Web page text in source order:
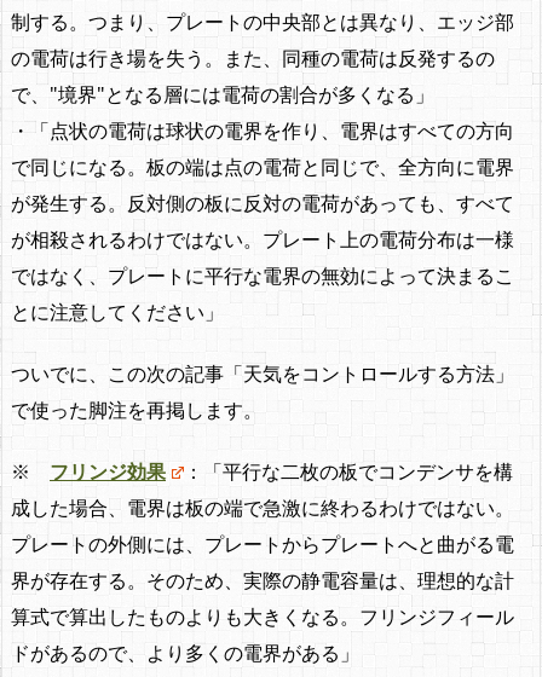
制する。つまり、プレートの中央部とは異なり、エッジ部
の電荷は行き場を失う。また、同種の電荷は反発するの
で、"境界"となる層には電荷の割合が多くなる」
・「点状の電荷は球状の電界を作り、電界はすべての方向
で同じになる。板の端は点の電荷と同じで、全方向に電界
が発生する。反対側の板に反対の電荷があっても、すべて
が相殺されるわけではない。プレート上の電荷分布は一様
ではなく、プレートに平行な電界の無効によって決まるこ
とに注意してください」
ついでに、この次の記事「天気をコントロールする方法」
で使った脚注を再掲します。
※ フリンジ効果
：「平行な二枚の板でコンデンサを構
成した場合、電界は板の端で急激に終わるわけではない。
プレートの外側には、プレートからプレートへと曲がる電
界が存在する。そのため、実際の静電容量は、理想的な計
算式で算出したものよりも大きくなる。フリンジフィール
ドがあるので、より多くの電界がある」